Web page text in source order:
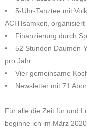
• 5-Uhr-Tanztee mit
ACHTsamkeit, organisiert
• Finanzierung durch
• 52 Stunden Daumen-
pro Jahr
• Vier gemeinsame
• Newsletter mit 71
Für alle die Zeit für und
beginne ich im März